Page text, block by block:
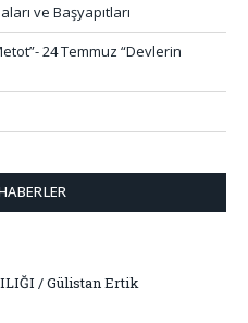
ve Başyapıtları
24 Temmuz “Devlerin
/ Gülistan Ertik